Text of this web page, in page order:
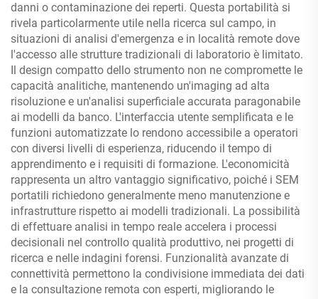
danni o contaminazione dei reperti. Questa portabilità si
rivela particolarmente utile nella ricerca sul campo, in
situazioni di analisi d'emergenza e in località remote dove
l'accesso alle strutture tradizionali di laboratorio è limitato.
Il design compatto dello strumento non ne compromette le
capacità analitiche, mantenendo un'imaging ad alta
risoluzione e un'analisi superficiale accurata paragonabile
ai modelli da banco. L'interfaccia utente semplificata e le
funzioni automatizzate lo rendono accessibile a operatori
con diversi livelli di esperienza, riducendo il tempo di
apprendimento e i requisiti di formazione. L'economicità
rappresenta un altro vantaggio significativo, poiché i SEM
portatili richiedono generalmente meno manutenzione e
infrastrutture rispetto ai modelli tradizionali. La possibilità
di effettuare analisi in tempo reale accelera i processi
decisionali nel controllo qualità produttivo, nei progetti di
ricerca e nelle indagini forensi. Funzionalità avanzate di
connettività permettono la condivisione immediata dei dati
e la consultazione remota con esperti, migliorando le